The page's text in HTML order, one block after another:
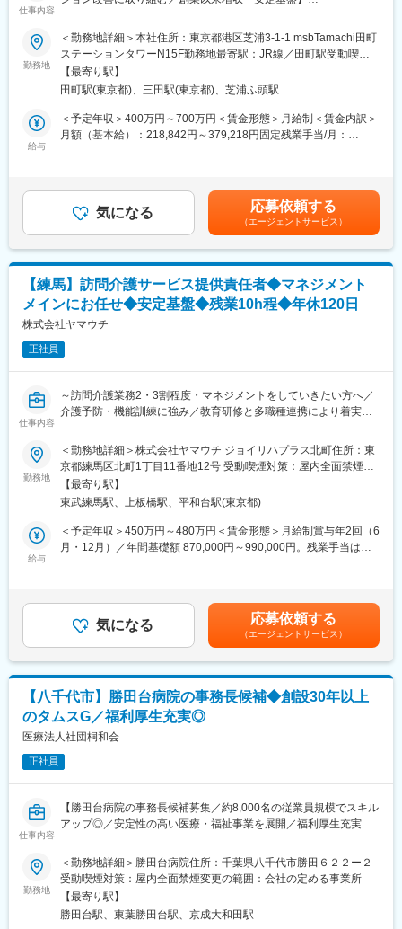
す。今後の展開においては、社会性と市場性の両立が求められる
チャレンジングな環境で、自ら事業成長を牽引できるポジション
となっています。
変更の範囲：会社の定める業務
スタッフ育成にも関われるため、キャリアアップにつながりま
■教育体制
3KM研修や実務研修、e-ラーニングなど継続的な学習環境があり
ます。管理者ライセンス研修も用意し、成長をサポートします。
■就業環境
リフレッシュ休暇も取得しやすい環境です。
■想定されるキャリアパス
地域密着型で、ご利用者様とじっくり向き合いながらサービスを
提供。福利厚生や表彰制度も充実し、安心して長く働ける環境で
す。
変更の範囲：会社の定める業務
仕事内容
■業務内容：
・支援先医療機関に対する医事支援及び収益改善コンサルティン
・全国130拠点以上の支援先医療機関を対象に、医事業務の専門
家として、安定的で収益性の高い体制を構築するためのコンサル
ティング、および実務支援を包括的に行う。
■具体的な業務内容：
各種加算算定の提案・実行支援
・レセプトデータや各種経営指標を分析し、算定漏れの特定や収
益改善ポイントを抽出し、改善策を提示
└各医療機関の医事業務の課題を特定し、業務標準化支援
└電子カルテやシステムの活用促進による業務効率化の推進
・現場スタッフに対する人材育成・教育：
画・運営
└OJTを通じた実践的な指導や、業務マニュアルの作成・展開に
└複数の医療法人の医事業務を集約・標準化するBPOスキームを
構築
■この仕事の面白さ：
・圧倒的な経験値と専門性の深化:
└多種多様な機能を持つ医療機関の医事業務に関わることができ
ます。
└一人の実務担当者から、課題を解決に導く「コンサルタン
ト」、後進を育てる「教育者」へと、キャリアの幅を大きく広げ
がり、経営に直接貢献しているという強い手応えを感じられま
す。
■株式会社シーユーシーとは：
私たちCUCグループは、世の中にあるさまざまな医療の「負」の
解決に取り組んでいる企業です。「住み慣れた家で最期まで過ご
したい」と願う人々の理想を叶える在宅医療事業から、地域の病
院の健全な運営を支える経営支援事業、最近では新型コロナウイ
ルスの感染拡大を防ぐための新規事業や、ベトナム・インドネシ
アでの海外事業まで。人々が医療を必要とするあらゆるフェーズ
変更の範囲：会社の定める業務
勤務地
＜勤務地詳細＞本社住所：東京都港区芝浦3-1-1 msbTamachi田町
ステーションタワーN15F勤務地最寄駅：JR線／田町駅受動喫煙
対策：屋内全面禁煙変更の範囲：会社の定める事業所
【最寄り駅】
田町駅(東京都)、三田駅(東京都)、芝浦ふ頭駅
給与
＜予定年収＞400万円～700万円＜賃金形態＞月給制＜賃金内訳＞
月額（基本給）：218,842円～379,218円固定残業手当/月：
改定：年2回（4月・10月）※年収は経験や能力などを考慮し、当
社規定により決定※管理職採用の場合、通勤交通費・残業手当は給
与に含む※一部、等級によって業績評価が年1回の場合あり賃金は
あくまでも目安の金額であり、選考を通じて上下する可能性があ
ります。月給(月額)は固定手当を含めた表記です。
気になる 応募依頼する
（エージェントサービス）
【練馬】訪問介護サービス提供責任者◆マネジメント
メインにお任せ◆安定基盤◆残業10h程◆年休120日
株式会社ヤマウチ
正社員
仕事内容
～訪問介護業務2・3割程度・マネジメントをしていきたい方へ／
介護予防・機能訓練に強み／教育研修と多職種連携により着実な
■業務概要
当社が運営する訪問介護事業所『ジョイリハ ヘルパーステーショ
ン』にて、サービス提供責任者としてヘルパーの指導・育成、訪
問介護計画書の作成、コーディネート業務、介護実務など幅広い
業務を担当します。ご利用者様が住み慣れた地域で自立した生活
を続けられるよう、質の高い支援を提供することがミッションで
す。
■業務詳細
・ヘルパースタッフへの指導・育成、シフト管理、同行訪問
・ご利用者様への訪問介護業務（全体業務の2～3割／身体介護・
生活援助等）
介護予防・機能訓練に特化したデイサービス事業のノウハウを活
かし、利用者様の身体機能維持や重度化防止を目指したサービス
を提供します。
ヘルパー・管理者・多職種連携スタッフで構成され、チームで支
え合う環境です。
自立支援型の介護を学べるほか、地域医療・福祉資源を活用した
連携力を高めることができます。ご利用者様やご家族の「でき
■教育体制
3KM研修、管理者ライセンス研修、e-ラーニングなど、段階的な
学びと資格取得支援制度が整っています。
■就業環境
勤務地
＜勤務地詳細＞株式会社ヤマウチ ジョイリハプラス北町住所：東
京都練馬区北町1丁目11番地12号 受動喫煙対策：屋内全面禁煙変
更の範囲：会社の定める事業所
【最寄り駅】
東武練馬駅、上板橋駅、平和台駅(東京都)
給与
＜予定年収＞450万円～480万円＜賃金形態＞月給制賞与年2回（6
月・12月）／年間基礎額 870,000円～990,000円。残業手当は含
安の金額であり、選考を通じて上下する可能性があります。月給
(月額)は固定手当を含めた表記です。
気になる 応募依頼する
（エージェントサービス）
【八千代市】勝田台病院の事務長候補◆創設30年以上
のタムスG／福利厚生充実◎
医療法人社団桐和会
正社員
仕事内容
【勝田台病院の事務長候補募集／約8,000名の従業員規模でスキル
アップ◎／安定性の高い医療・福祉事業を展開／福利厚生充実
【業務内容】
タムスグループの勝田台病院にて、事務長候補募集しておりま
す。
事務長候補として病院長を補佐し病院運営業務に従事していただ
勤務地
＜勤務地詳細＞勝田台病院住所：千葉県八千代市勝田６２２ー２
受動喫煙対策：屋内全面禁煙変更の範囲：会社の定める事業所
【最寄り駅】
勝田台駅、東葉勝田台駅、京成大和田駅